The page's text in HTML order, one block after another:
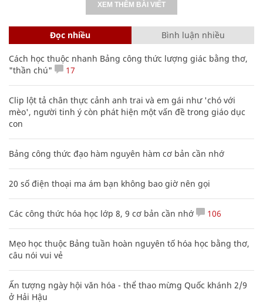
XEM THÊM BÀI VIẾT
Đọc nhiều Bình luận nhiều
Cách học thuộc nhanh Bảng công thức lượng giác bằng thơ,
"thần chú"
17
Clip lột tả chân thực cảnh anh trai và em gái như 'chó với
mèo', người tinh ý còn phát hiện một vấn đề trong giáo dục
con
Bảng công thức đạo hàm nguyên hàm cơ bản cần nhớ
20 số điện thoại ma ám bạn không bao giờ nên gọi
Các công thức hóa học lớp 8, 9 cơ bản cần nhớ 106
Mẹo học thuộc Bảng tuần hoàn nguyên tố hóa học bằng thơ,
câu nói vui vẻ
Ấn tượng ngày hội văn hóa - thể thao mừng Quốc khánh 2/9
ở Hải Hậu